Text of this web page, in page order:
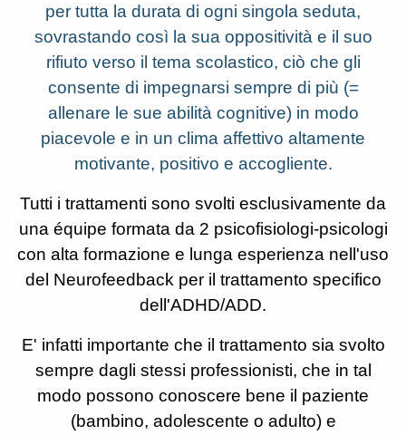
per tutta la durata di ogni singola seduta,
sovrastando così la sua oppositività e il suo
rifiuto verso il tema scolastico, ciò che gli
consente di impegnarsi sempre di più (=
allenare le sue abilità cognitive) in modo
piacevole e in un clima affettivo altamente
motivante, positivo e accogliente.
Tutti i trattamenti sono svolti esclusivamente da
una équipe formata da 2 psicofisiologi-psicologi
con alta formazione e lunga esperienza nell'uso
del Neurofeedback per il trattamento specifico
dell'ADHD/ADD.
E' infatti importante che il trattamento sia svolto
sempre dagli stessi professionisti, che in tal
modo possono conoscere bene il paziente
(bambino, adolescente o adulto) e